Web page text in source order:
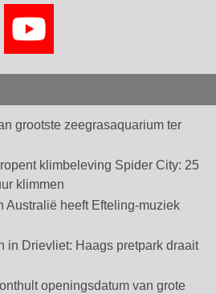
grootste zeegrasaquarium ter
klimbeleving Spider City: 25
klimmen
Australië heeft Efteling-muziek
in Drievliet: Haags pretpark draait
openingsdatum van grote